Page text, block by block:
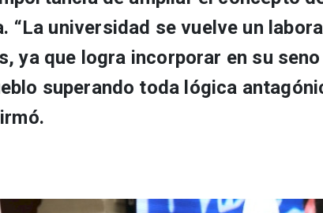
“La universidad se vuelve un
ya que logra incorporar en su
superando toda lógica